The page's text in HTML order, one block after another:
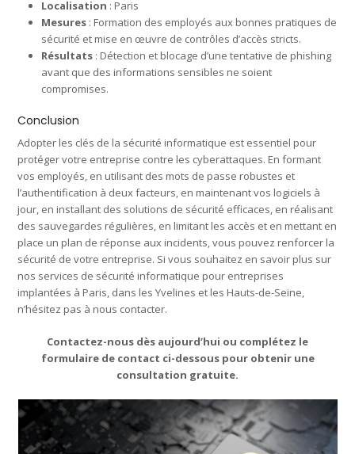
Localisation : Paris
Mesures : Formation des employés aux bonnes pratiques de
sécurité et mise en œuvre de contrôles d’accès stricts.
Résultats : Détection et blocage d’une tentative de phishing
avant que des informations sensibles ne soient
compromises.
Conclusion
Adopter les clés de la sécurité informatique est essentiel pour
protéger votre entreprise contre les cyberattaques. En formant
vos employés, en utilisant des mots de passe robustes et
l’authentification à deux facteurs, en maintenant vos logiciels à
jour, en installant des solutions de sécurité efficaces, en réalisant
des sauvegardes régulières, en limitant les accès et en mettant en
place un plan de réponse aux incidents, vous pouvez renforcer la
sécurité de votre entreprise. Si vous souhaitez en savoir plus sur
nos services de sécurité informatique pour entreprises
implantées à Paris, dans les Yvelines et les Hauts-de-Seine,
n’hésitez pas à nous contacter.
Contactez-nous dès aujourd’hui ou complétez le
formulaire de contact ci-dessous pour obtenir une
consultation gratuite.